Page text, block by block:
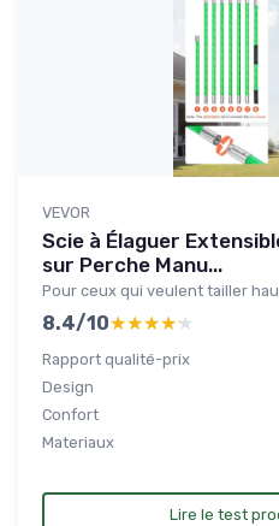
VEVOR
Scie à Élaguer
sur Perche Manu...
Pour ceux qui veulent tailler
8.4/10★★★★★
★★★★★
Rapport qualité-prix
Design
Confort
Materiaux
Lire le test